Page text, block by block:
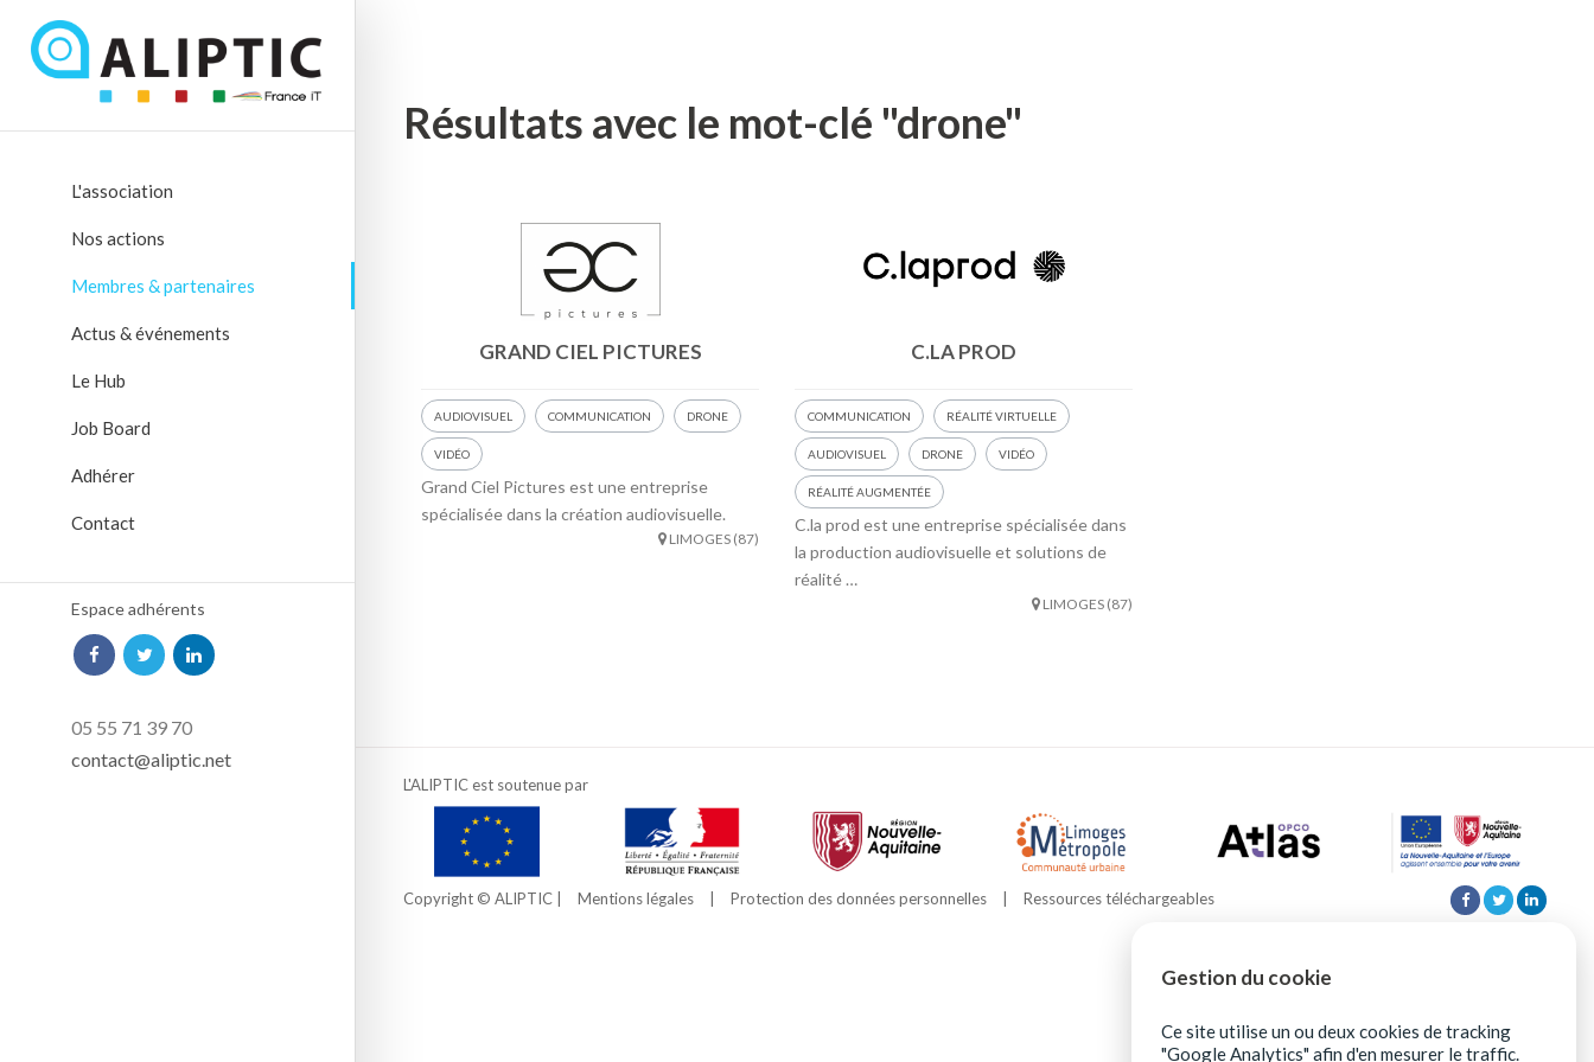
L'association
Nos actions
Membres & partenaires
Actus & événements
Le Hub
Job Board
Adhérer
Contact
Espace adhérents
05 55 71 39 70
contact@aliptic.net
Résultats avec le mot-clé "drone"
GRAND CIEL PICTURES
AUDIOVISUEL COMMUNICATION DRONE
VIDÉO
Grand Ciel Pictures est une entreprise
spécialisée dans la création audiovisuelle.
LIMOGES (87)
C.LA PROD
COMMUNICATION RÉALITÉ VIRTUELLE
AUDIOVISUEL DRONE VIDÉO
RÉALITÉ AUGMENTÉE
C.la prod est une entreprise spécialisée dans
la production audiovisuelle et solutions de
réalité …
LIMOGES (87)
L'ALIPTIC est soutenue par
Copyright © ALIPTIC | Mentions légales Protection des données personnelles Ressources téléchargeables
Gestion du cookie
Ce site utilise un ou deux cookies de tracking
"Google Analytics" afin d'en mesurer le traffic.